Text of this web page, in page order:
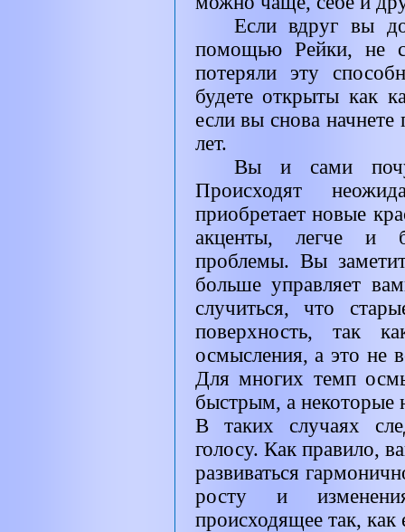
Если вдруг вы
помощью Рейки, не
потеряли эту
будете открыты как
если вы снова начнете
лет.
Вы и сами
Происходят
приобретает новые
акценты, легче и
проблемы. Вы
больше управляет
случиться, что
поверхность, так
осмысления, а это не
Для многих темп
быстрым, а некоторые
В таких случаях
голосу. Как правило,
развиваться
росту и
происходящее так, как